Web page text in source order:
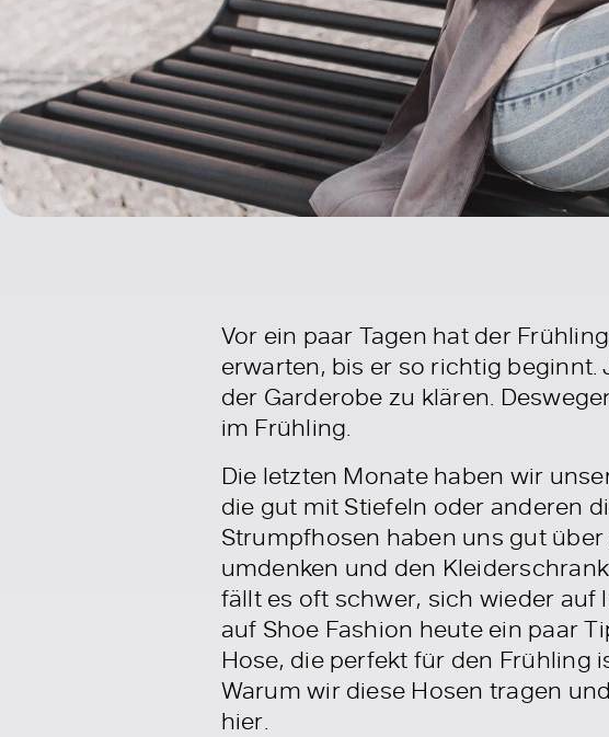
Vor ein paar Tagen hat der
erwarten, bis er so richtig
der Garderobe zu klären.
im Frühling.
Die letzten Monate haben wir
die gut mit Stiefeln oder anderen
Strumpfhosen haben uns gut
umdenken und den
fällt es oft schwer, sich wieder auf
auf Shoe Fashion heute ein paar
Hose, die perfekt für den Frühling
Warum wir diese Hosen tragen
hier.